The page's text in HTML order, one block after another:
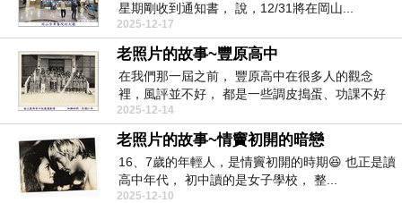
星期剛收到通知書， 說，12/31將在岡山...
2025-12-17
老照片的故事~豐原高中
在我們那一屆之前， 豐原高中在很多人的觀念
裡，風評並不好， 都是一些調皮搗蛋、功課不好
的...
2025-12-14
老照片的故事~情竇初開的暗戀
16、7歲的年輕人，是情竇初開的時期😆 也正是讀
高中年代， 初中讀的是女子學校， 整...
2025-12-10